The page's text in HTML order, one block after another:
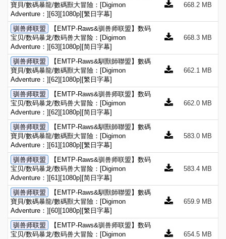
寶貝/數碼暴龍/數碼獸大冒險：[Digimon
Adventure：][63][1080p][繁日字幕]
668.2 MB
驯兽师联盟
【EMTP-Raws&驯兽师联盟】数码
宝贝/数码暴龙/数码兽大冒险：[Digimon
Adventure：][63][1080p][简日字幕]
668.3 MB
驯兽师联盟
【EMTP-Raws&馴獸師聯盟】數碼
寶貝/數碼暴龍/數碼獸大冒險：[Digimon
Adventure：][62][1080p][繁日字幕]
662.1 MB
驯兽师联盟
【EMTP-Raws&驯兽师联盟】数码
宝贝/数码暴龙/数码兽大冒险：[Digimon
Adventure：][62][1080p][简日字幕]
662.0 MB
驯兽师联盟
【EMTP-Raws&馴獸師聯盟】數碼
寶貝/數碼暴龍/數碼獸大冒險：[Digimon
Adventure：][61][1080p][繁日字幕]
583.0 MB
驯兽师联盟
【EMTP-Raws&驯兽师联盟】数码
宝贝/数码暴龙/数码兽大冒险：[Digimon
Adventure：][61][1080p][简日字幕]
583.4 MB
驯兽师联盟
【EMTP-Raws&馴獸師聯盟】數碼
寶貝/數碼暴龍/數碼獸大冒險：[Digimon
Adventure：][60][1080p][繁日字幕]
659.9 MB
驯兽师联盟
【EMTP-Raws&驯兽师联盟】数码
宝贝/数码暴龙/数码兽大冒险：[Digimon
654.5 MB